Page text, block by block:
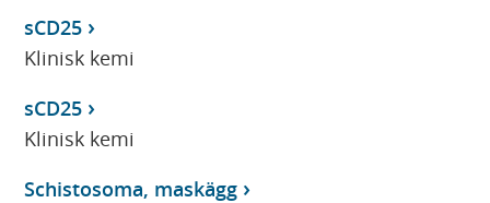
sCD25
Klinisk kemi
sCD25
Klinisk kemi
Schistosoma, maskägg